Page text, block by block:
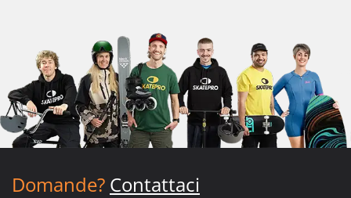
Domande? Contattaci